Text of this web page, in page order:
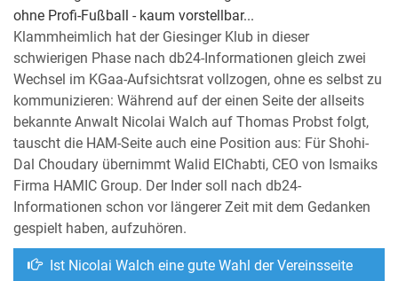
ohne Profi-Fußball - kaum vorstellbar...
Klammheimlich hat der Giesinger Klub in dieser
schwierigen Phase nach db24-Informationen gleich zwei
Wechsel im KGaa-Aufsichtsrat vollzogen, ohne es selbst zu
kommunizieren: Während auf der einen Seite der allseits
bekannte Anwalt Nicolai Walch auf Thomas Probst folgt,
tauscht die HAM-Seite auch eine Position aus: Für Shohi-
Dal Choudary übernimmt Walid ElChabti, CEO von Ismaiks
Firma HAMIC Group. Der Inder soll nach db24-
Informationen schon vor längerer Zeit mit dem Gedanken
gespielt haben, aufzuhören.
Ist Nicolai Walch eine gute Wahl der Vereinsseite